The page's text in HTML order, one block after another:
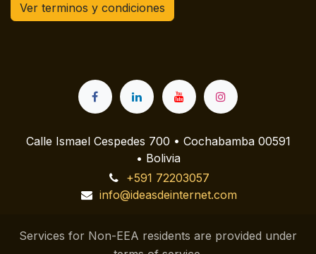
Ver terminos y condiciones
Calle Ismael Cespedes 700 • Cochabamba 00591
• Bolivia
+591 72203057
info@ideasdeinternet.com
Services for Non-EEA residents are provided under